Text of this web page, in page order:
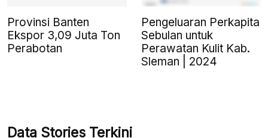
Provinsi Banten
Ekspor 3,09 Juta Ton
Perabotan
Pengeluaran Perkapita
Sebulan untuk
Perawatan Kulit Kab.
Sleman | 2024
Data Stories Terkini